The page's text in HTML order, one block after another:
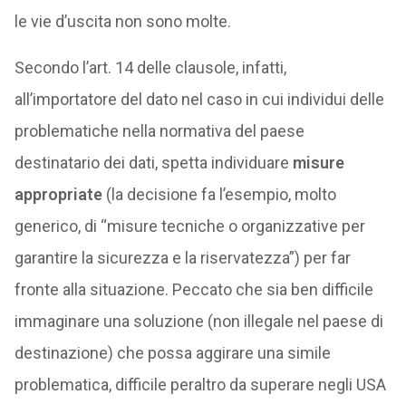
le vie d’uscita non sono molte.
Secondo l’art. 14 delle clausole, infatti,
all’importatore del dato nel caso in cui individui delle
problematiche nella normativa del paese
destinatario dei dati, spetta individuare misure
appropriate(la decisione fa l’esempio, molto
generico, di “misure tecniche o organizzative per
garantire la sicurezza e la riservatezza”) per far
fronte alla situazione. Peccato che sia ben difficile
immaginare una soluzione (non illegale nel paese di
destinazione) che possa aggirare una simile
problematica, difficile peraltro da superare negli USA